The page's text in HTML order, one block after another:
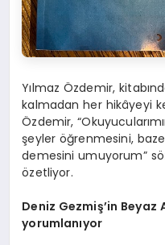
Yılmaz Özdemir,
kalmadan her hikâyeyi
Özdemir,
şeyler öğrenmesini,
demesini umuyorum”
özetliyor.
Deniz Gezmiş’in Beyaz
yorumlanıyor